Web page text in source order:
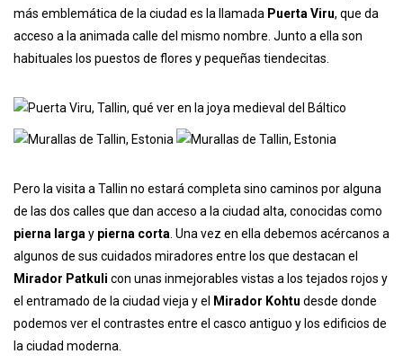
más emblemática de la ciudad es la llamada Puerta Viru, que da
acceso a la animada calle del mismo nombre. Junto a ella son
habituales los puestos de flores y pequeñas tiendecitas.
Pero la visita a Tallin no estará completa sino caminos por alguna
de las dos calles que dan acceso a la ciudad alta, conocidas como
pierna largay pierna corta. Una vez en ella debemos acércanos a
algunos de sus cuidados miradores entre los que destacan el
Mirador Patkuli con unas inmejorables vistas a los tejados rojos y
el entramado de la ciudad vieja y el
Mirador Kohtu desde donde
podemos ver el contrastes entre el casco antiguo y los edificios de
la ciudad moderna.